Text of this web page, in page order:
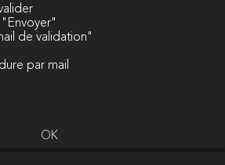
de validation"
par mail
OK